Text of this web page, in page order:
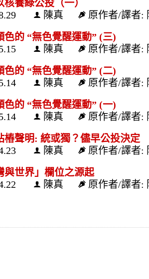
核養綠公投（一）
陳真
原作者/譯者:
色的 “無色覺醒運動” (三)
陳真
原作者/譯者:
色的 “無色覺醒運動” (二)
陳真
原作者/譯者:
色的 “無色覺醒運動” (一)
陳真
原作者/譯者:
樁聲明: 統或獨？儘早公投決定
陳真
原作者/譯者:
與世界」欄位之源起
陳真
原作者/譯者: